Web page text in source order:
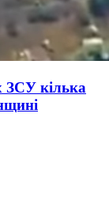
ЗСУ кілька